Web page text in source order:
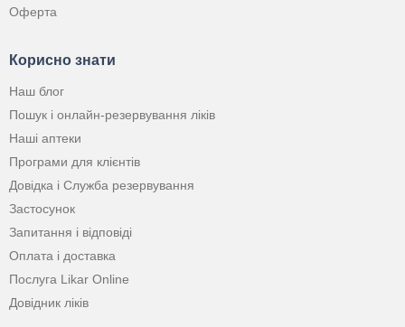
Оферта
Корисно знати
Наш блог
Пошук і онлайн-резервування ліків
Наші аптеки
Програми для клієнтів
Довідка і Служба резервування
Застосунок
Запитання і відповіді
Оплата і доставка
Послуга Likar Online
Довідник ліків